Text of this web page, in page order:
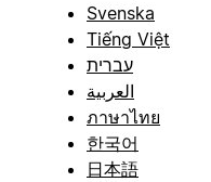
Svenska
Tiếng Việt
עברית
العربية
ภาษาไทย
한국어
日本語